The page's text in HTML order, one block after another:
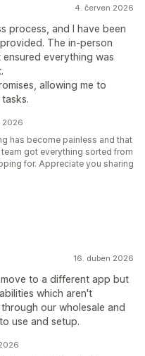
4. červen 2026
process, and I have been
The in-person
everything was
allowing me to
2026
has become painless and that
got everything sorted from
for. Appreciate you sharing
16. duben 2026
to a different app but
which aren't
our wholesale and
use and setup.